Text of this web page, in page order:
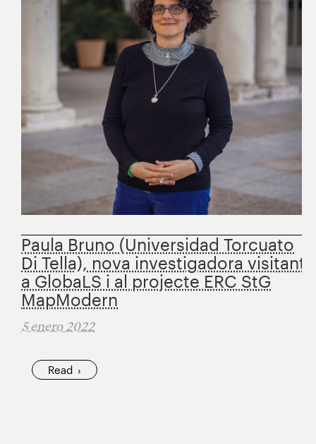
Paula Bruno (Universidad Torcuato
Di Tella), nova investigadora visitant
a GlobaLS i al projecte ERC StG
MapModern
5 enero 2022
Read